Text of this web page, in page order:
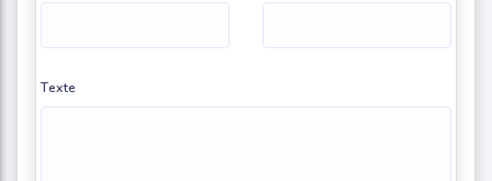
Texte